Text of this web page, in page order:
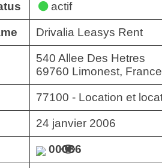
actif
Drivalia Leasys Rent
540 Allee Des Hetres
69760 Limonest, France
77100 - Location et
24 janvier 2006
00036